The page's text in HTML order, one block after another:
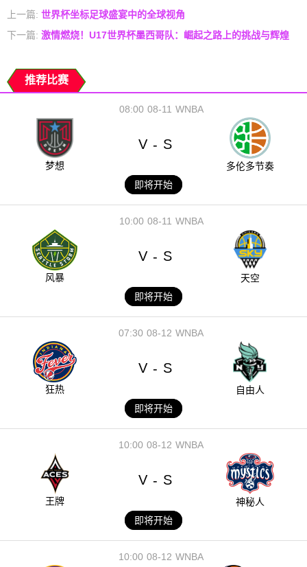
上一篇: 世界杯坐标足球盛宴中的全球视角
下一篇: 激情燃烧！U17世界杯墨西哥队：崛起之路上的挑战与辉煌
推荐比赛
08-11
08:00 WNBA
梦想
V - S
多伦多节奏
即将开始
08-11
10:00 WNBA
风暴
V - S
天空
即将开始
08-12
07:30 WNBA
狂热
V - S
自由人
即将开始
08-12
10:00 WNBA
王牌
V - S
神秘人
即将开始
08-12
10:00 WNBA